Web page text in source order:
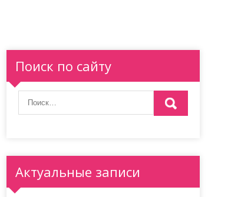
Поиск по сайту
Актуальные записи